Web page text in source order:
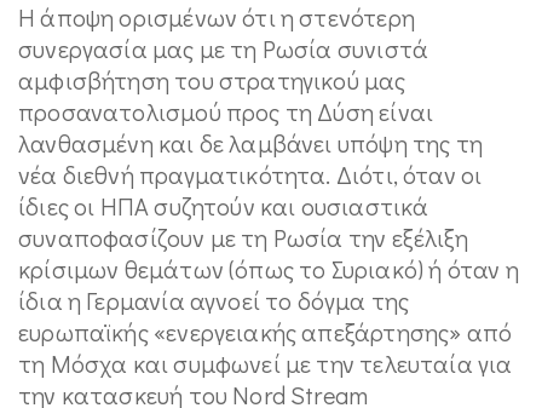
Η άποψη ορισμένων ότι η στενότερη
συνεργασία μας με τη Ρωσία συνιστά
αμφισβήτηση του στρατηγικού μας
προσανατολισμού προς τη Δύση είναι
λανθασμένη και δε λαμβάνει υπόψη της τη
νέα διεθνή πραγματικότητα. Διότι, όταν οι
ίδιες οι ΗΠΑ συζητούν και ουσιαστικά
συναποφασίζουν με τη Ρωσία την εξέλιξη
κρίσιμων θεμάτων (όπως το Συριακό) ή όταν η
ίδια η Γερμανία αγνοεί το δόγμα της
ευρωπαϊκής «ενεργειακής απεξάρτησης» από
τη Μόσχα και συμφωνεί με την τελευταία για
την κατασκευή του Nord Stream